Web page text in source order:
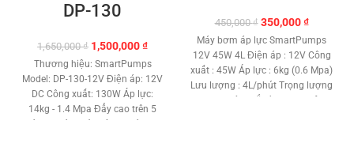
DP-130
1,650,000₫ Giá
gốc
là:
1,650,000 ₫.
1,500,000₫Giá
hiện
tại
1,500,000 ₫.
Thương hiệu: SmartPumps
Model: DP-130-12V Điện áp: 12V
DC Công xuất: 130W Áp lực:
14kg - 1.4 Mpa Đẩy cao trên 5
450,000₫ Giá
gốc
là:
450,000 ₫.
350,000₫Giá
hiện
tại
là:
350,000
Máy bơm áp lực SmartPumps
12V 45W 4L Điện áp : 12V Công
xuất : 45W Áp lực : 6kg (0.6 Mpa)
Lưu lượng : 4L/phút Trọng lượng